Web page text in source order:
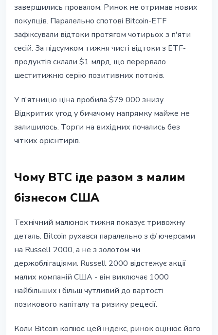
завершились провалом. Ринок не отримав нових
покупців. Паралельно спотові Bitcoin-ETF
зафіксували відтоки протягом чотирьох з п'яти
сесій. За підсумком тижня чисті відтоки з ETF-
продуктів склали $1 млрд, що перервало
шеститижню серію позитивних потоків.
У п'ятницю ціна пробила $79 000 знизу.
Відкритих угод у бичачому напрямку майже не
залишилось. Торги на вихідних почались без
чітких орієнтирів.
Чому BTC іде разом з малим
бізнесом США
Технічний малюнок тижня показує тривожну
деталь. Bitcoin рухався паралельно з ф'ючерсами
на Russell 2000, а не з золотом чи
держоблігаціями. Russell 2000 відстежує акції
малих компаній США - він виключає 1000
найбільших і більш чутливий до вартості
позикового капіталу та ризику рецесії.
Коли Bitcoin копіює цей індекс, ринок оцінює його